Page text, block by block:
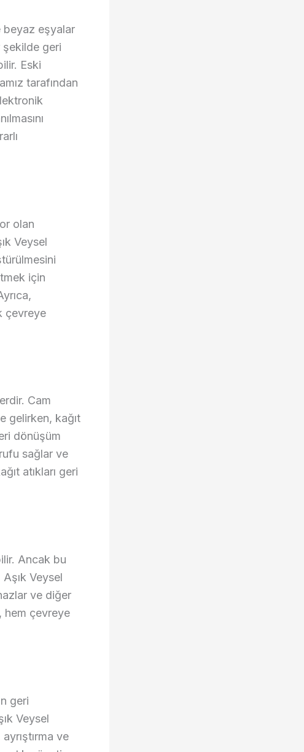
beyaz eşyalar
şekilde geri
Eski
tarafından
olan
Veysel
için
çevreye
Cam
gelirken, kağıt
dönüşüm
sağlar ve
atıkları geri
Ancak bu
Veysel
ve diğer
hem çevreye
geri
Veysel
ve